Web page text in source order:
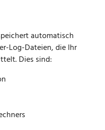
automatisch
Log-Dateien, die Ihr
Dies sind: